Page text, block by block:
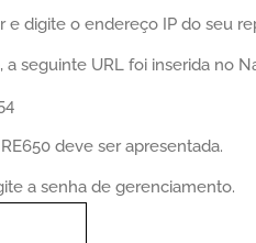
e digite o endereço IP do seu
a seguinte URL foi inserida no
deve ser apresentada.
a senha de gerenciamento.